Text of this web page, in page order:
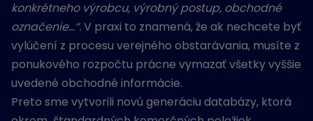
konkrétneho výrobcu, výrobnýpostup, obchodné
označenie…“.V praxi to znamená, že ak nechcete byť
vylúčení z procesu verejného obstarávania, musíte z
ponukového rozpočtu prácne vymazať všetky vyššie
uvedené obchodné informácie.
Preto sme vytvorili novú generáciu databázy, ktorá